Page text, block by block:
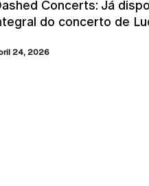
Concerts: Já
do concerto de
24, 2026